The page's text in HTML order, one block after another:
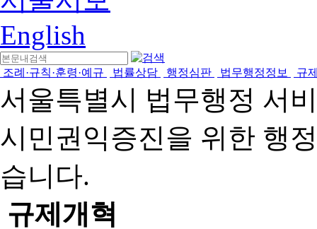
English
조례·규칙·훈령·예규 법률상담 행정심판 법무행정정보 규
서울특별시 법무행정 서
시민권익증진을 위한 행
습니다.
규제개혁